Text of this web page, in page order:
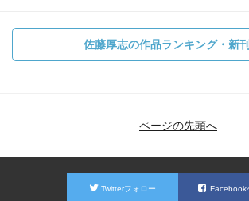
佐藤厚志の作品ランキング・新
ページの先頭へ
Twitterフォロー Facebook